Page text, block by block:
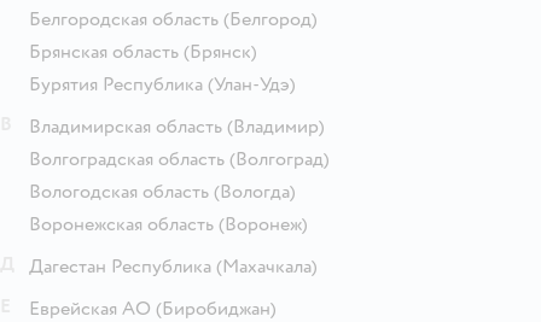
Белгородская область (Белгород)
Брянская область (Брянск)
Бурятия Республика (Улан-Удэ)
Владимирская область (Владимир)
Волгоградская область (Волгоград)
Вологодская область (Вологда)
Воронежская область (Воронеж)
Дагестан Республика (Махачкала)
Еврейская АО (Биробиджан)